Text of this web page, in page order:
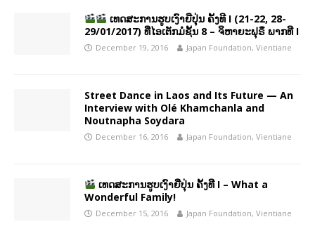
ເທດສະການຮູບເງົາຍີ່ປຸ່ນ ຄັ້ງທີ I (21-22, 28-
29/01/2017) ທີ່ໄອເຕັກມໍຊັ້ນ 8 – ຈິຫາຍະຟຸຣຶ ພາກທີ I
December 19, 2016 Japan Foundation, Vientiane
Street Dance in Laos and Its Future — An
Interview with Olé Khamchanla and
Noutnapha Soydara
December 16, 2016 Japan Foundation, Vientiane
ເທດສະການຮູບເງົາຍີ່ປຸ່ນ ຄັ້ງທີ I – What a
Wonderful Family!
December 15, 2016 Japan Foundation, Vientiane